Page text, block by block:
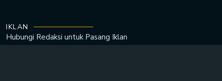
IKLAN
Hubungi Redaksi untuk Pasang Iklan